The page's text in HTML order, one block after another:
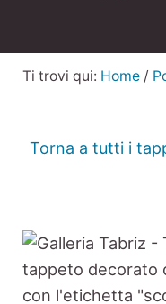
Ti trovi qui: Home /
Torna a tutti i